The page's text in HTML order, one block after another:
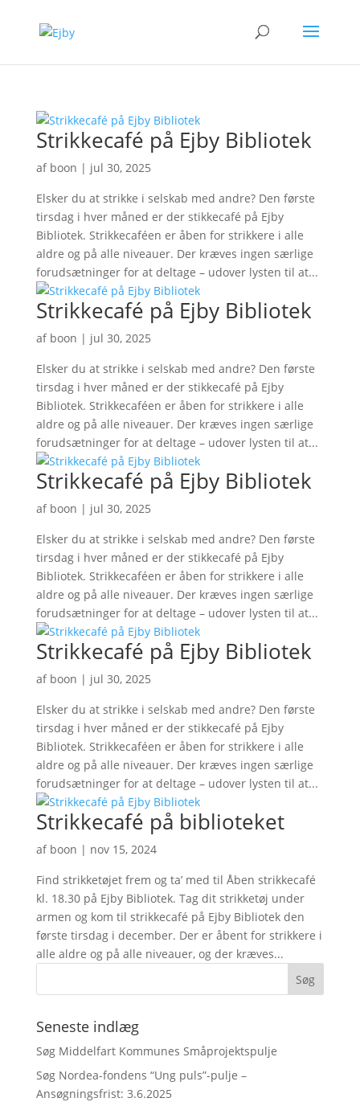
Strikkecafé på Ejby Bibliotek
af boon | jul 30, 2025
Elsker du at strikke i selskab med andre? Den første
tirsdag i hver måned er der stikkecafé på Ejby
Bibliotek. Strikkecaféen er åben for strikkere i alle
aldre og på alle niveauer. Der kræves ingen særlige
forudsætninger for at deltage – udover lysten til at...
Strikkecafé på Ejby Bibliotek
af boon | jul 30, 2025
Elsker du at strikke i selskab med andre? Den første
tirsdag i hver måned er der stikkecafé på Ejby
Bibliotek. Strikkecaféen er åben for strikkere i alle
aldre og på alle niveauer. Der kræves ingen særlige
forudsætninger for at deltage – udover lysten til at...
Strikkecafé på Ejby Bibliotek
af boon | jul 30, 2025
Elsker du at strikke i selskab med andre? Den første
tirsdag i hver måned er der stikkecafé på Ejby
Bibliotek. Strikkecaféen er åben for strikkere i alle
aldre og på alle niveauer. Der kræves ingen særlige
forudsætninger for at deltage – udover lysten til at...
Strikkecafé på Ejby Bibliotek
af boon | jul 30, 2025
Elsker du at strikke i selskab med andre? Den første
tirsdag i hver måned er der stikkecafé på Ejby
Bibliotek. Strikkecaféen er åben for strikkere i alle
aldre og på alle niveauer. Der kræves ingen særlige
forudsætninger for at deltage – udover lysten til at...
Strikkecafé på biblioteket
af boon | nov 15, 2024
Find strikketøjet frem og ta’ med til Åben strikkecafé
kl. 18.30 på Ejby Bibliotek. Tag dit strikketøj under
armen og kom til strikkecafé på Ejby Bibliotek den
første tirsdag i december. Der er åbent for strikkere i
alle aldre og på alle niveauer, og der kræves...
Seneste indlæg
Søg Middelfart Kommunes Småprojektspulje
Søg Nordea-fondens “Ung puls”-pulje –
Ansøgningsfrist: 3.6.2025